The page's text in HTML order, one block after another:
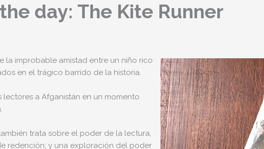
day: The Kite Runner
la improbable amistad entre un niño rico
en el trágico barrido de la historia.
a Afganistán en un momento
trata sobre el poder de la lectura,
redención; y una exploración del poder